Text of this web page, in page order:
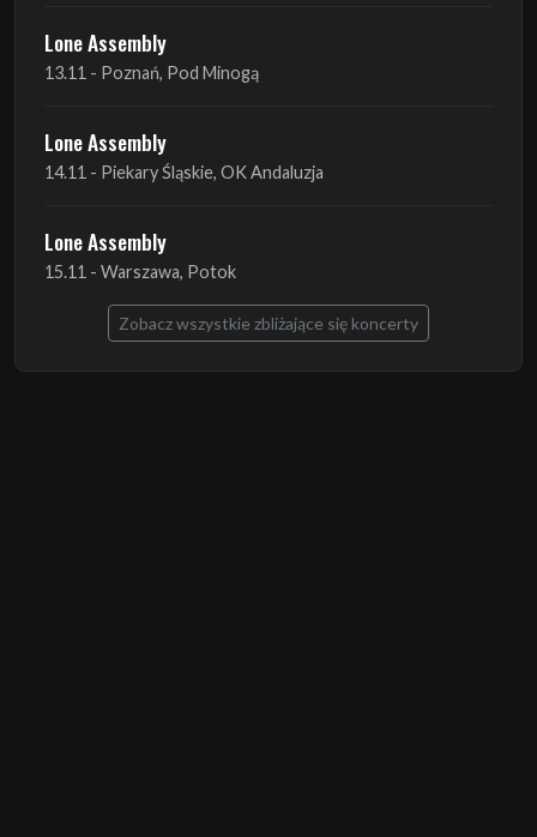
Lone Assembly
14.11 - Piekary Śląskie, OK Andaluzja
Lone Assembly
15.11 - Warszawa, Potok